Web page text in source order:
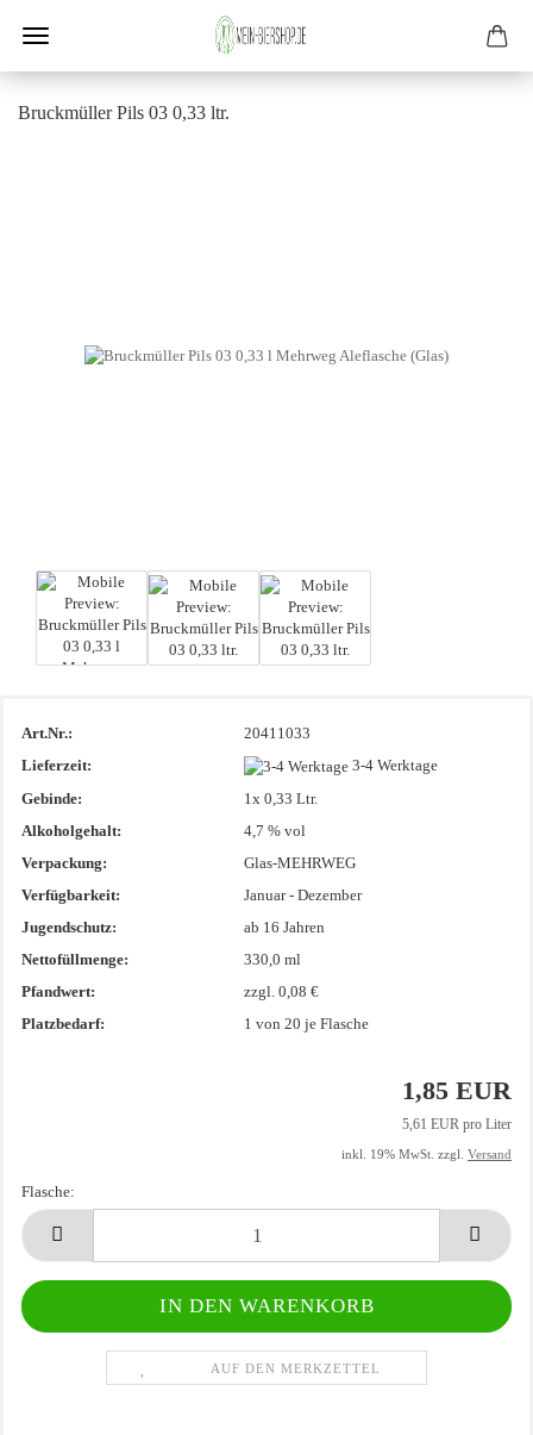
Bruck­mül­ler Pils 03 0,33 ltr.
Art.Nr.:
20411033
Lieferzeit:
3-4 Werktage
Gebinde:
1x 0,33 Ltr.
Alkoholgehalt:
4,7 % vol
Verpackung:
Glas-MEHRWEG
Verfügbarkeit:
Januar - Dezember
Jugendschutz:
ab 16 Jahren
Nettofüllmenge:
330,0 ml
Pfandwert:
zzgl. 0,08 €
Platzbedarf:
1 von 20 je Flasche
1,85 EUR
5,61 EUR pro Liter
inkl. 19% MwSt. zzgl. Versand
Flasche:
Flasche
AUF DEN MERKZETTEL